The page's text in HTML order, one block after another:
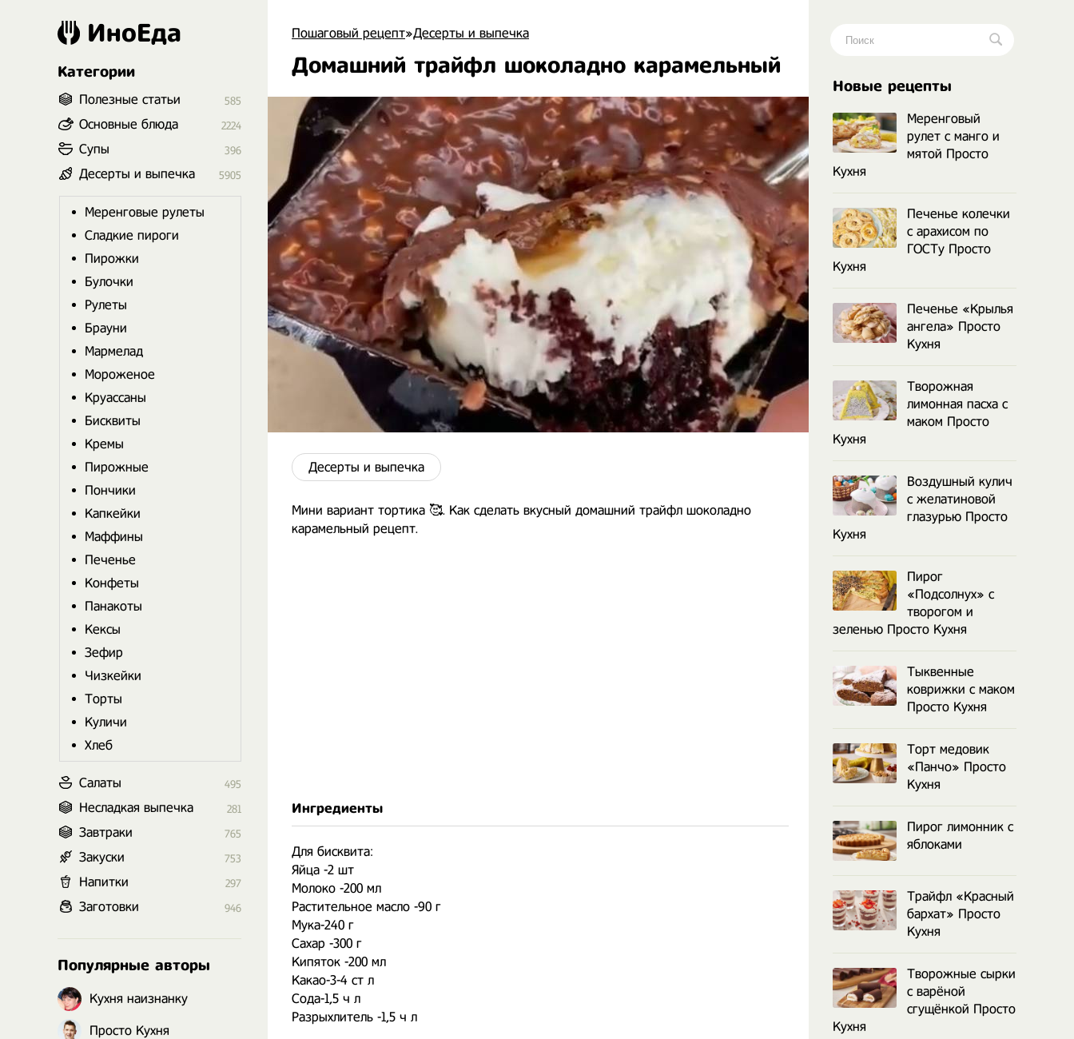
Пошаговый рецепт»Десерты и выпечка
Домашний трайфл шоколадно карамельный
Десерты и выпечка
Мини вариант тортика 🥰. Как сделать вкусный домашний трайфл шоколадно
карамельный рецепт.
Ингредиенты
Для бисквита:
Яйца -2 шт
Молоко -200 мл
Растительное масло -90 г
Мука-240 г
Сахар -300 г
Кипяток -200 мл
Какао-3-4 ст л
Сода-1,5 ч л
Разрыхлитель -1,5 ч л
ИноЕда
Категории
Полезные статьи 585
Основные блюда 2224
Супы 396
Десерты и выпечка 5905
Меренговые рулеты
Сладкие пироги
Пирожки
Булочки
Рулеты
Брауни
Мармелад
Мороженое
Круассаны
Бисквиты
Кремы
Пирожные
Пончики
Капкейки
Маффины
Печенье
Конфеты
Панакоты
Кексы
Зефир
Чизкейки
Торты
Куличи
Хлеб
Салаты 495
Несладкая выпечка 281
Завтраки 765
Закуски 753
Напитки 297
Заготовки 946
Популярные авторы
Кухня наизнанку
Просто Кухня
Новые рецепты
Меренговый
рулет с манго и
мятой Просто
Кухня
Печенье колечки
с арахисом по
ГОСТу Просто
Кухня
Печенье «Крылья
ангела» Просто
Кухня
Творожная
лимонная пасха с
маком Просто
Кухня
Воздушный кулич
с желатиновой
глазурью Просто
Кухня
Пирог
«Подсолнух» с
творогом и
зеленью Просто Кухня
Тыквенные
коврижки с маком
Просто Кухня
Торт медовик
«Панчо» Просто
Кухня
Пирог лимонник с
яблоками
Трайфл «Красный
бархат» Просто
Кухня
Творожные сырки
с варёной
сгущёнкой Просто
Кухня